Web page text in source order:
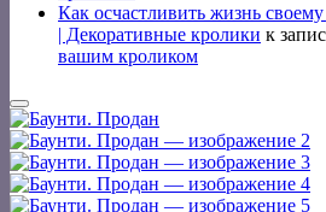
Как осчастливить жизнь
| Декоративные кролики к
вашим кроликом